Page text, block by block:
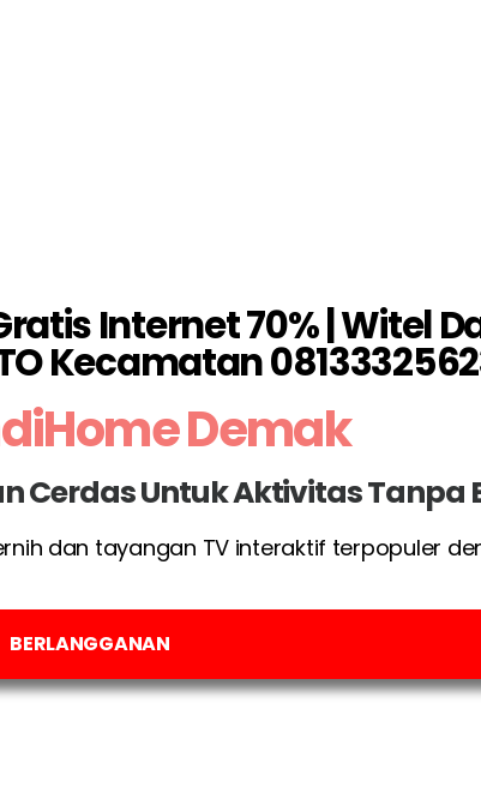
Internet 70% | Witel
Kecamatan
Demak
Cerdas Untuk Aktivitas Tanpa
dan tayangan TV interaktif terpopuler
BERLANGGANAN